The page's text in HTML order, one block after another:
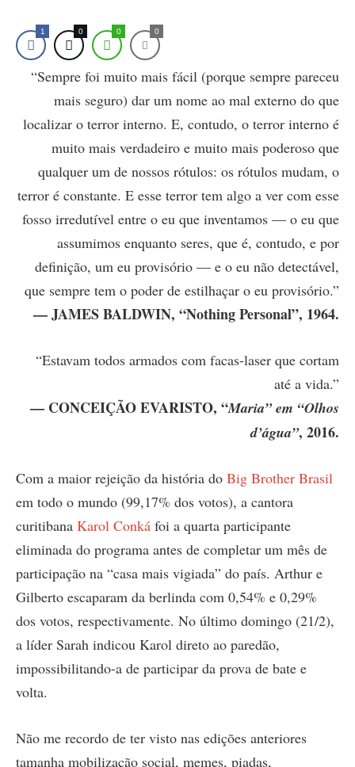
1 0 0 0
“Sempre foi muito mais fácil (porque sempre pareceu
mais seguro) dar um nome ao mal externo do que
localizar o terror interno. E, contudo, o terror interno é
muito mais verdadeiro e muito mais poderoso que
qualquer um de nossos rótulos: os rótulos mudam, o
terror é constante. E esse terror tem algo a ver com esse
fosso irredutível entre o eu que inventamos — o eu que
assumimos enquanto seres, que é, contudo, e por
definição, um eu provisório — e o eu não detectável,
que sempre tem o poder de estilhaçar o eu provisório.”
— JAMES BALDWIN, “Nothing Personal”, 1964.
“Estavam todos armados com facas-laser que cortam
até a vida.”
— CONCEIÇÃO EVARISTO, “Maria” em “Olhos
d’água”, 2016.
Com a maior rejeição da história do Big Brother Brasil
em todo o mundo (99,17% dos votos), a cantora
curitibana Karol Conká foi a quarta participante
eliminada do programa antes de completar um mês de
participação na “casa mais vigiada” do país. Arthur e
Gilberto escaparam da berlinda com 0,54% e 0,29%
dos votos, respectivamente. No último domingo (21/2),
a líder Sarah indicou Karol direto ao paredão,
impossibilitando-a de participar da prova de bate e
volta.
Não me recordo de ter visto nas edições anteriores
tamanha mobilização social, memes, piadas,